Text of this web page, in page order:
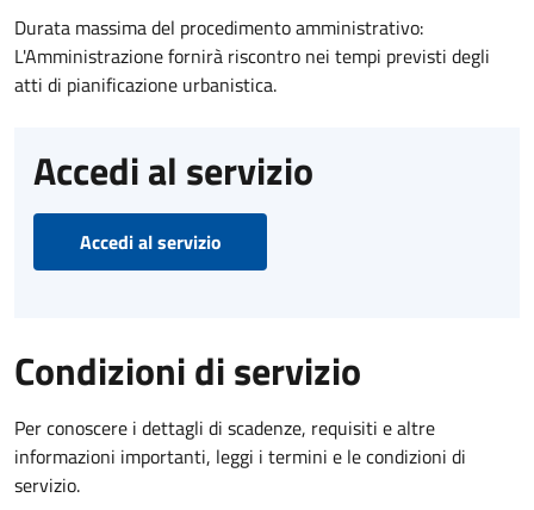
Durata massima del procedimento amministrativo:
L'Amministrazione fornirà riscontro nei tempi previsti degli
atti di pianificazione urbanistica.
Accedi al servizio
Accedi al servizio
Condizioni di servizio
Per conoscere i dettagli di scadenze, requisiti e altre
informazioni importanti, leggi i termini e le condizioni di
servizio.